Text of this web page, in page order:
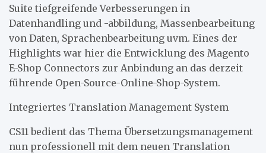
Suite tiefgreifende Verbesserungen in
Datenhandling und -abbildung, Massenbearbeitung
von Daten, Sprachenbearbeitung uvm. Eines der
Highlights war hier die Entwicklung des Magento
E-Shop Connectors zur Anbindung an das derzeit
führende Open-Source-Online-Shop-System.
Integriertes Translation Management System
CS11 bedient das Thema Übersetzungsmanagement
nun professionell mit dem neuen Translation